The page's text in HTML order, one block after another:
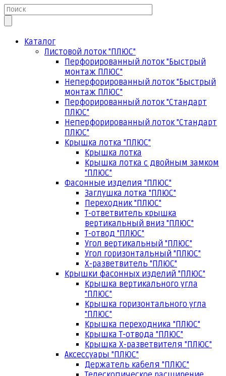
Каталог
Листовой лоток "ПЛЮС"
Перфорированный лоток "Быстрый
монтаж ПЛЮС"
Неперфорированный лоток "Быстрый
монтаж ПЛЮС"
Перфорированный лоток "Стандарт
ПЛЮС"
Неперфорированный лоток "Стандарт
ПЛЮС"
Крышка лотка "ПЛЮС"
Крышка лотка
Крышка лотка с двойным замком
"ПЛЮС"
Фасонные изделия "ПЛЮС"
Заглушка лотка "ПЛЮС"
Переходник "ПЛЮС"
Т-ответвитель крышка
вертикальный вниз "ПЛЮС"
Т-отвод "ПЛЮС"
Угол вертикальный "ПЛЮС"
Угол горизонтальный "ПЛЮС"
Х-разветвитель "ПЛЮС"
Крышки фасонных изделий "ПЛЮС"
Крышка вертикального угла
"ПЛЮС"
Крышка горизонтального угла
"ПЛЮС"
Крышка переходника "ПЛЮС"
Крышка Т-отвода "ПЛЮС"
Крышка Х-разветвителя "ПЛЮС"
Аксессуары "ПЛЮС"
Держатель кабеля "ПЛЮС"